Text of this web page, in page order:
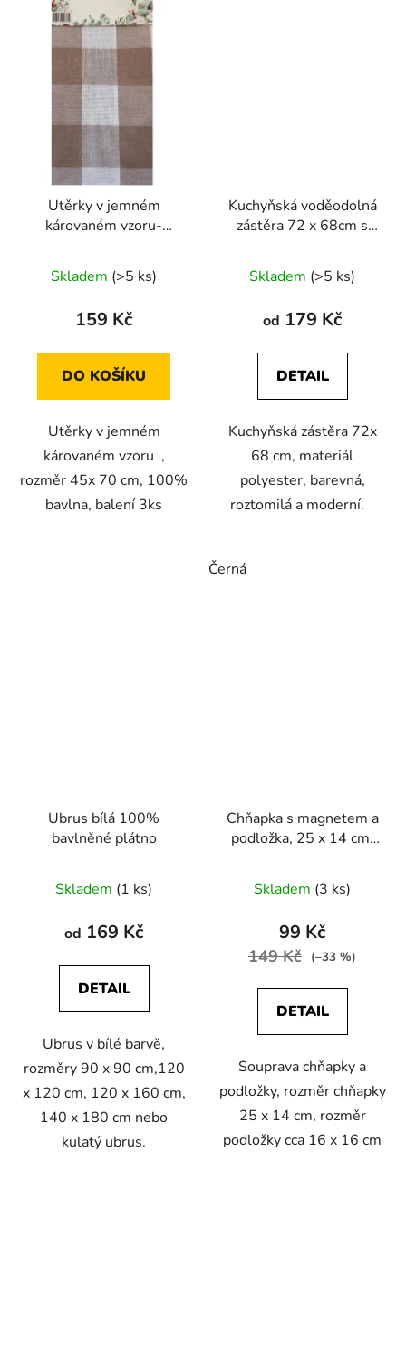
Utěrky v jemném
károvaném vzoru-
Skladem (>5 ks)
159 Kč
DO KOŠÍKU
Utěrky v jemném
károvaném vzoru ,
rozměr 45x 70 cm, 100%
bavlna, balení 3ks
Kuchyňská voděodolná
zástěra 72 x 68cm s
Skladem (>5 ks)
od 179 Kč
DETAIL
Kuchyňská zástěra 72x
68 cm, materiál
polyester, barevná,
roztomilá a moderní.
Černá
Ubrus bílá 100%
bavlněné plátno
Skladem (1 ks)
od 169 Kč
DETAIL
Ubrus v bílé barvě,
rozměry 90 x 90 cm,120
x 120 cm, 120 x 160 cm,
140 x 180 cm nebo
kulatý ubrus.
Chňapka s magnetem a
podložka, 25 x 14 cm,
Skladem (3 ks)
99 Kč
149 Kč (–33 %)
DETAIL
Souprava chňapky a
podložky, rozměr chňapky
25 x 14 cm, rozměr
podložky cca 16 x 16 cm